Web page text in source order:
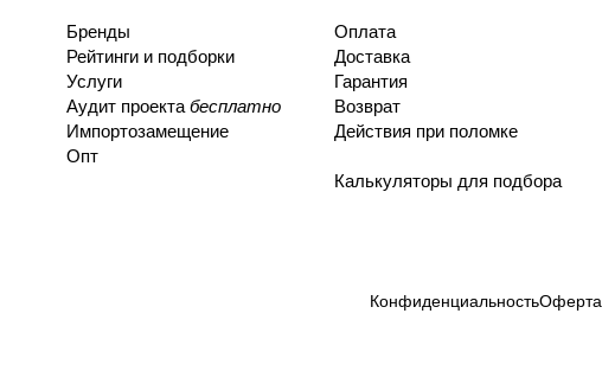
Бренды
Рейтинги и подборки
Услуги
Аудит проекта бесплатно
Импортозамещение
Опт
Оплата
Доставка
Гарантия
Возврат
Действия при поломке
Калькуляторы для подбора
КонфиденциальностьОферта